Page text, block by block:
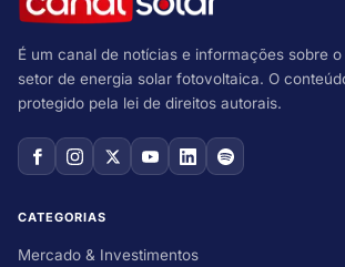
É um canal de notícias e informações sobre o
setor de energia solar fotovoltaica. O
protegido pela lei de direitos autorais.
CATEGORIAS
Mercado & Investimentos